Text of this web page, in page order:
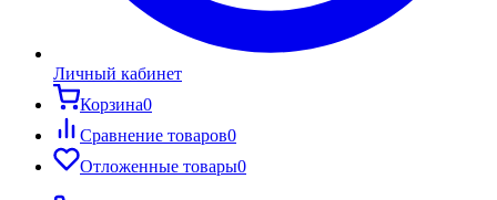
Личный кабинет
Корзина0
Сравнение товаров0
Отложенные товары0